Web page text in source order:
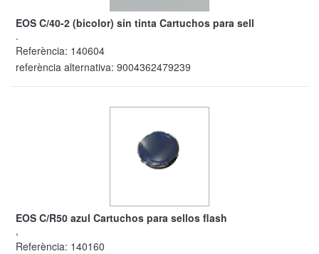
EOS C/40-2 (bicolor) sin tinta Cartuchos para sell
.
Referència: 140604
referència alternativa: 9004362479239
EOS C/R50 azul Cartuchos para sellos flash
,
Referència: 140160